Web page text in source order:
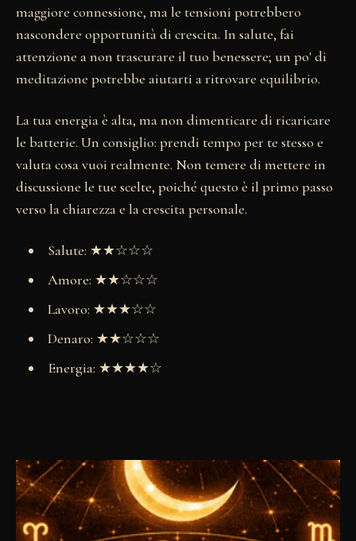
maggiore connessione, ma le tensioni potrebbero
nascondere opportunità di crescita. In salute, fai
attenzione a non trascurare il tuo benessere; un po' di
meditazione potrebbe aiutarti a ritrovare equilibrio.
La tua energia è alta, ma non dimenticare di ricaricare
le batterie. Un consiglio: prendi tempo per te stesso e
valuta cosa vuoi realmente. Non temere di mettere in
discussione le tue scelte, poiché questo è il primo passo
verso la chiarezza e la crescita personale.
Salute: ★★☆☆☆
Amore: ★★☆☆☆
Lavoro: ★★★☆☆
Denaro: ★★☆☆☆
Energia: ★★★★☆